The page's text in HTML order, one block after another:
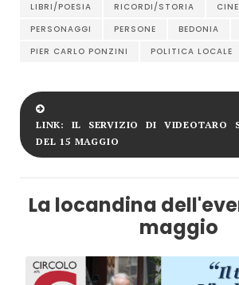
LIBRI/POESIA RICORDI/STORIA
PERSONAGGI
PERSONE BEDONIA
PIER CARLO PONZINI
POLITICA LOCALE
LINK: IL SERVIZIO DI VIDEOTARO
DEL 15 MAGGIO
La locandina
maggio